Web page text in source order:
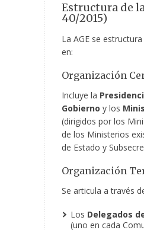
Estructura de
40/2015)
La AGE se
en:
Organización
Incluye la
Gobierno y los
(dirigidos por los
de los Ministerios
de Estado y
Organización
Se articula a través
Los Delegados
(uno en cada